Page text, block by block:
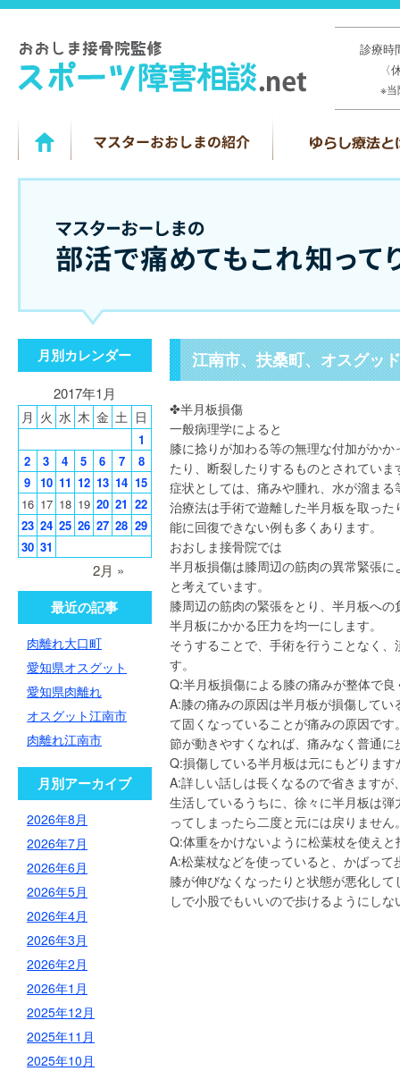
診療
※
江南市、扶桑町、オスグ
✤半月板損傷
一般病理学によると
膝に捻りが加わる等の無理な付加がか
たり、断裂したりするものとされていま
症状としては、痛みや腫れ、水が溜まる
治療法は手術で遊離した半月板を取っ
能に回復できない例も多くあります。
おおしま接骨院では
半月板損傷は膝周辺の筋肉の異常緊張
と考えています。
膝周辺の筋肉の緊張をとり、半月板へ
半月板にかかる圧力を均一にします。
そうすることで、手術を行うことなく
す。
Q:半月板損傷による膝の痛みが整体で
A:膝の痛みの原因は半月板が損傷して
て固くなっていることが痛みの原因で
節が動きやすくなれば、痛みなく普通
Q:損傷している半月板は元にもどります
A:詳しい話しは長くなるので省きます
生活しているうちに、徐々に半月板は
ってしまったら二度と元には戻りません
Q:体重をかけないように松葉杖を使え
A:松葉杖などを使っていると、かばっ
膝が伸びなくなったりと状態が悪化し
しで小股でもいいので歩けるようにし
月別カレンダー
2017年1月
月 火 水 木 金 土 日
2月 »
1
2
3 4 5 6 7
8
9 10 11 12 13 14 15
16 17 18 19 20 21 22
23 24 25 26 27 28 29
30 31
最近の記事
肉離れ大口町
愛知県オスグット
愛知県肉離れ
オスグット江南市
肉離れ江南市
月別アーカイブ
2026年8月
2026年7月
2026年6月
2026年5月
2026年4月
2026年3月
2026年2月
2026年1月
2025年12月
2025年11月
2025年10月